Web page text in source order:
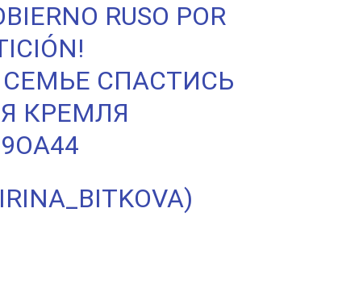
RUSO POR
СПАСТИСЬ
КРЕМЛЯ